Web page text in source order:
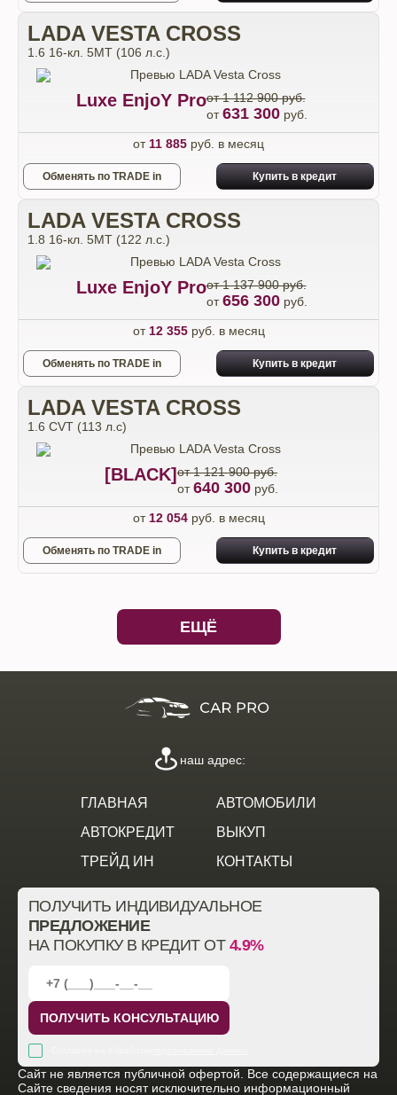
LADA VESTA CROSS
1.6 16-кл. 5МТ (106 л.с.)
Luxe EnjoY Proот 1 112 900 руб.
от631 300руб.
от 11 885 руб. в месяц
Обменять по TRADE in Купить в кредит
LADA VESTA CROSS
1.8 16-кл. 5МТ (122 л.с.)
Luxe EnjoY Proот 1 137 900 руб.
от656 300руб.
от 12 355руб. в месяц
Обменять по TRADE in Купить в кредит
LADA VESTA CROSS
1.6 CVT (113 л.с)
[BLACK] от 1 121 900 руб.
от640 300 руб.
от 12 054руб. в месяц
Обменять по TRADE in Купить в кредит
ЕЩЁ
ГЛАВНАЯ
АВТОМОБИЛИ
АВТОКРЕДИТ
ВЫКУП
ТРЕЙД ИН
КОНТАКТЫ
наш адрес:
ПОЛУЧИТЬ ИНДИВИДУАЛЬНОЕ
ПРЕДЛОЖЕНИЕ
НА ПОКУПКУ В КРЕДИТ ОТ 4.9%
ПОЛУЧИТЬ КОНСУЛЬТАЦИЮ
Cайт не является публичной офертой. Все содержащиеся на
Сайте сведения носят исключительно информационный